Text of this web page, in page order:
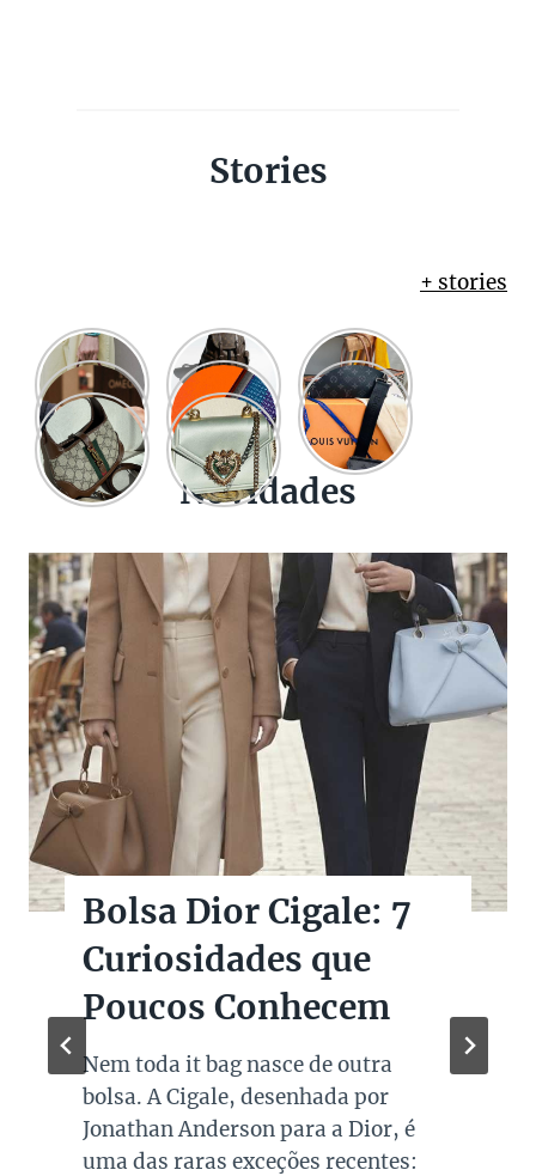
Stories
+ stories
Novidades
Bolsas Pretas de
Marcas de Luxo na
Super Sale dos Pais
Quando falamos de cores de bolsas,
os modelos em preto são os mais
queridos e tradicionais, estando
presente no guarda roupa de quase